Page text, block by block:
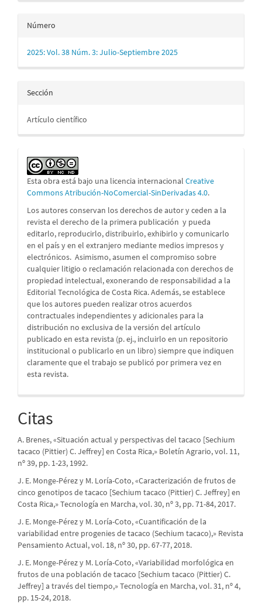
Número
2025: Vol. 38 Núm. 3: Julio-Septiembre 2025
Sección
Artículo científico
Esta obra está bajo una licencia internacional Creative
Commons Atribución-NoComercial-SinDerivadas 4.0.
Los autores conservan los derechos de autor y ceden a la
revista el derecho de la primera publicación y pueda
editarlo, reproducirlo, distribuirlo, exhibirlo y comunicarlo
en el país y en el extranjero mediante medios impresos y
electrónicos. Asimismo, asumen el compromiso sobre
cualquier litigio o reclamación relacionada con derechos de
propiedad intelectual, exonerando de responsabilidad a la
Editorial Tecnológica de Costa Rica. Además, se establece
que los autores pueden realizar otros acuerdos
contractuales independientes y adicionales para la
distribución no exclusiva de la versión del artículo
publicado en esta revista (p. ej., incluirlo en un repositorio
institucional o publicarlo en un libro) siempre que indiquen
claramente que el trabajo se publicó por primera vez en
esta revista.
Citas
A. Brenes, «Situación actual y perspectivas del tacaco [Sechium
tacaco (Pittier) C. Jeffrey] en Costa Rica,» Boletín Agrario, vol. 11,
nº 39, pp. 1-23, 1992.
J. E. Monge-Pérez y M. Loría-Coto, «Caracterización de frutos de
cinco genotipos de tacaco [Sechium tacaco (Pittier) C. Jeffrey] en
Costa Rica,» Tecnología en Marcha, vol. 30, nº 3, pp. 71-84, 2017.
J. E. Monge-Pérez y M. Loría-Coto, «Cuantificación de la
variabilidad entre progenies de tacaco (Sechium tacaco),» Revista
Pensamiento Actual, vol. 18, nº 30, pp. 67-77, 2018.
J. E. Monge-Pérez y M. Loría-Coto, «Variabilidad morfológica en
frutos de una población de tacaco [Sechium tacaco (Pittier) C.
Jeffrey] a través del tiempo,» Tecnología en Marcha, vol. 31, nº 4,
pp. 15-24, 2018.